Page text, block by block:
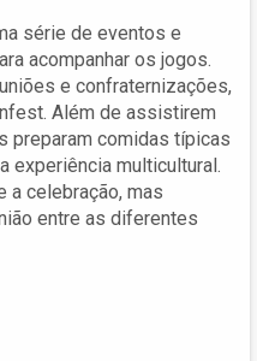
série de eventos e
acompanhar os jogos.
e confraternizações,
Além de assistirem
preparam comidas típicas
experiência multicultural.
a celebração, mas
entre as diferentes